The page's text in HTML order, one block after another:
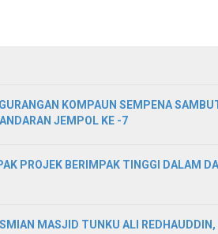
KOMPAUN SEMPENA
JEMPOL KE -7
PROJEK BERIMPAK TINGGI DALAM
MASJID TUNKU ALI REDHAUDDIN,